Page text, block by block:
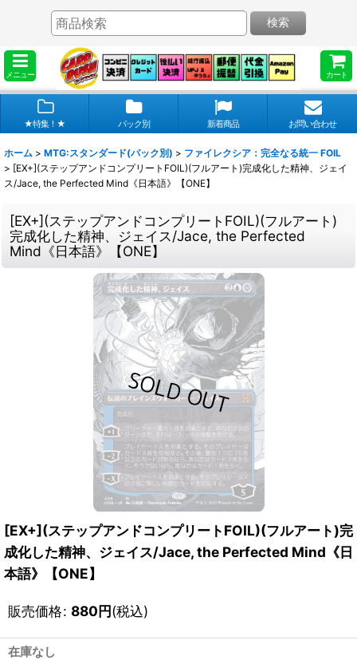
メニュー カート
検索
★特集！★ パック別 新着商品 お問い合わせ
ホーム > MTG:スタンダード(パック別) > ファイレクシア：完全なる統一 FOIL
> [EX+](ステップアンドコンプリートFOIL)(フルアート)完成化した精神、ジェイ
ス/Jace, the Perfected Mind《日本語》【ONE】
[EX+](ステップアンドコンプリートFOIL)(フルアート)
完成化した精神、ジェイス/Jace, the Perfected
Mind《日本語》【ONE】
[EX+](ステップアンドコンプリートFOIL)(フルアート)完
成化した精神、ジェイス/Jace, the Perfected Mind《日
本語》【ONE】
販売価格: 880円(税込)
在庫なし